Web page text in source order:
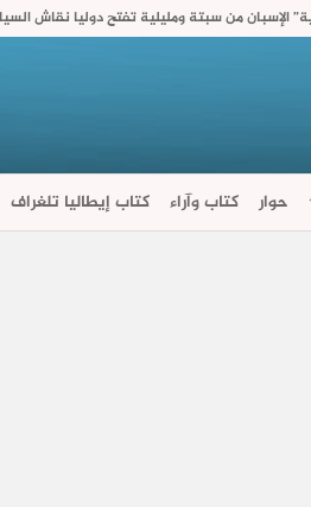
حوار كتاب وآراء كتاب إيطاليا تلغراف